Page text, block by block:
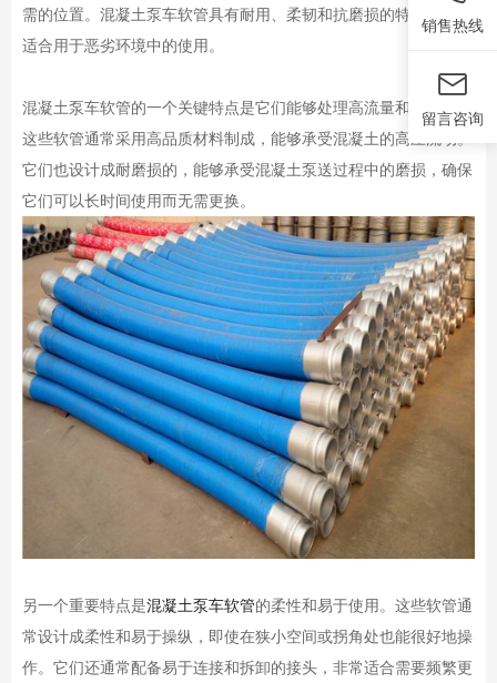
需的位置。混凝土泵车软管具有耐用、柔韧和抗磨损的特点，非常
适合用于恶劣环境中的使用。
混凝土泵车软管的一个关键特点是它们能够处理高流量和高压力。
这些软管通常采用高品质材料制成，能够承受混凝土的高压流动。
它们也设计成耐磨损的，能够承受混凝土泵送过程中的磨损，确保
它们可以长时间使用而无需更换。
另一个重要特点是混凝土泵车软管的柔性和易于使用。这些软管通
常设计成柔性和易于操纵，即使在狭小空间或拐角处也能很好地操
作。它们还通常配备易于连接和拆卸的接头，非常适合需要频繁更
销售热线
留言咨询